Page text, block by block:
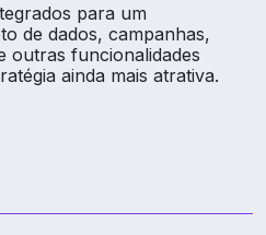
para um
de dados, campanhas,
outras funcionalidades
ainda mais atrativa.